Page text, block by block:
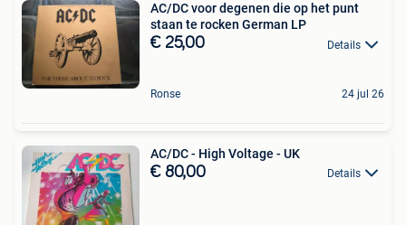
AC/DC voor degenen die op het punt
staan te rocken German LP
€ 25,00 Details
Ronse 24 jul 26
AC/DC - High Voltage - UK
€ 80,00 Details